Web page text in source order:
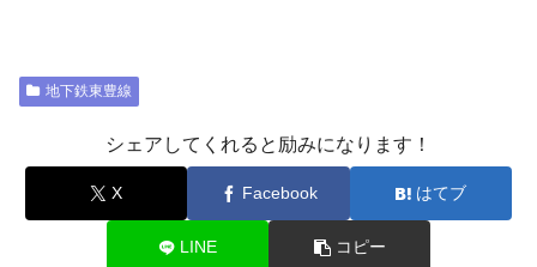
地下鉄東豊線
シェアしてくれると励みになります！
X Facebook はてブ
LINE コピー